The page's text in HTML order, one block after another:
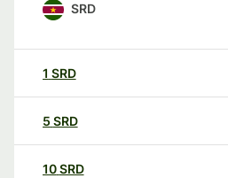
SRD
1 SRD
5 SRD
10SRD